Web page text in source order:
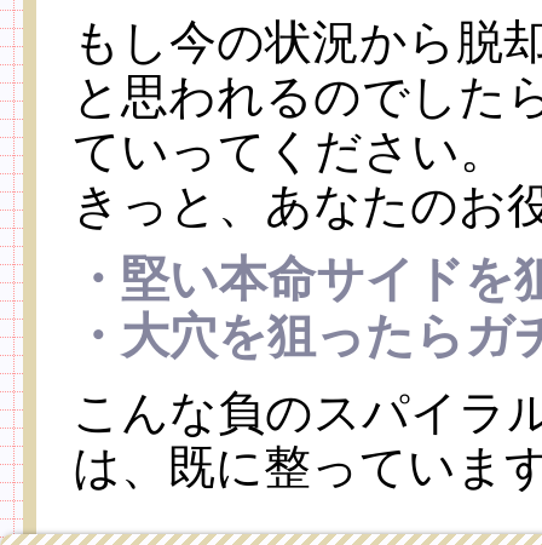
もし今の状況から脱
と思われるのでした
ていってください。
きっと、あなたのお
・堅い本命サイド
・大穴を狙ったら
こんな負のスパイラ
は、既に整っていま